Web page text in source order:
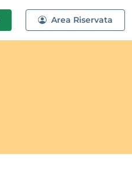
Area Riservata